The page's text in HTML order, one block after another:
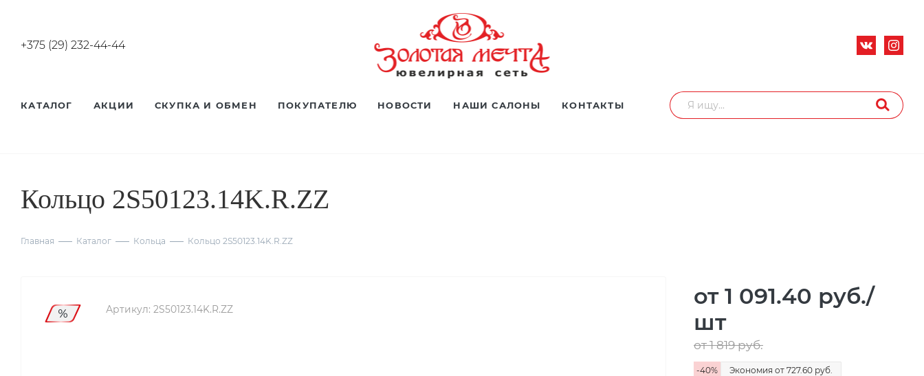
+375 (29) 232-44-44
КАТАЛОГ АКЦИИ СКУПКА И ОБМЕН ПОКУПАТЕЛЮ НОВОСТИ НАШИ САЛОНЫ КОНТАКТЫ
Кольцо 2S50123.14K.R.ZZ
Главная Каталог Кольца Кольцо 2S50123.14K.R.ZZ
Артикул: 2S50123.14K.R.ZZ от 1 091.40 руб./
шт
от 1 819руб.
-40% Экономия от 727.60 руб.